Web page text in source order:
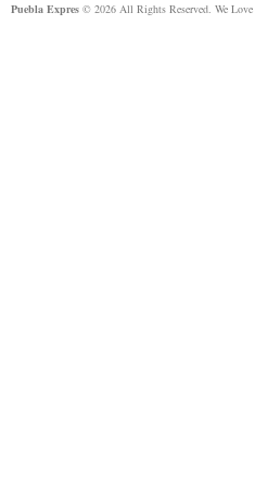
Puebla Expres © 2026 All Rights Reserved. We Love